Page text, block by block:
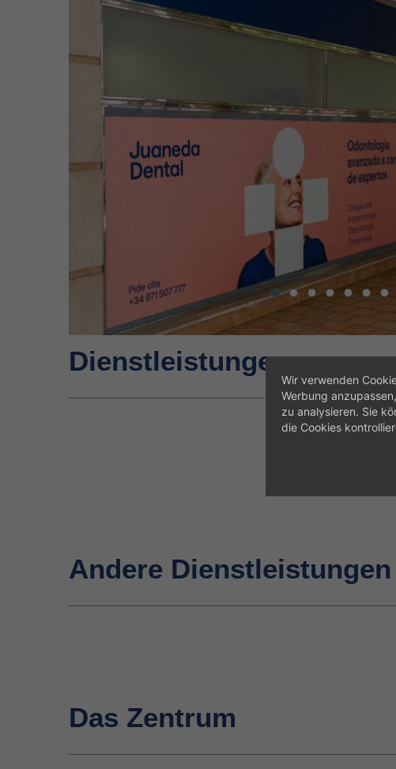
Dienstleistungen
Andere Dienstleistungen
Das Zentrum
Wir verwenden
Werbung
zu analysieren. Sie
die Cookies